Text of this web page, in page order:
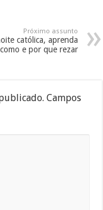
Próximo assunto
católica, aprenda
como e por que rezar
Campos